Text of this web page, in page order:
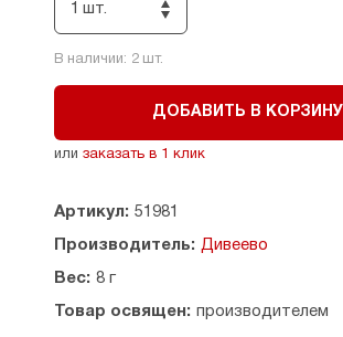
1 шт.
В наличии: 2шт.
ДОБАВИТЬ В КОРЗИНУ
или заказать в 1 клик
Артикул: 51981
Производитель: Дивеево
Вес: 8 г
Товар освящен: производителем